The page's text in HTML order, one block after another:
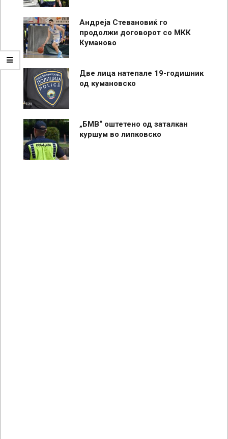
Андреја Стевановиќ го
продолжи договорот со МКК
Куманово
Две лица натепале 19-годишник
од кумановско
„БМВ“ оштетено од заталкан
куршум во липковско